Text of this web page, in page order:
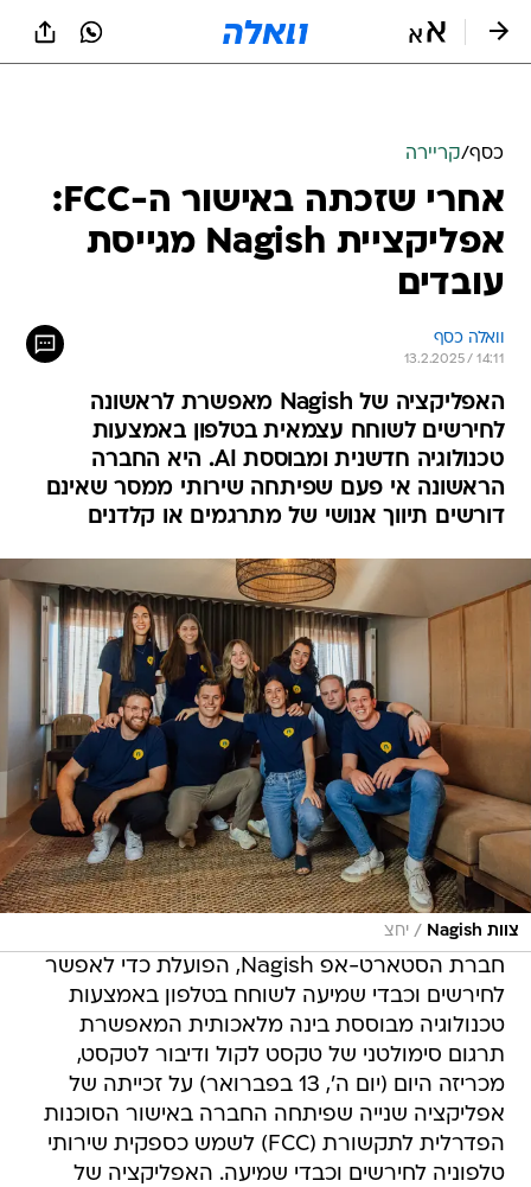
כסף/קריירה
אחרי שזכתה באישור ה-FCC:
אפליקציית Nagish מגייסת
עובדים
וואלה כסף
13.2.2025 / 14:11
האפליקציה של Nagish מאפשרת לראשונה
לחירשים לשוחח עצמאית בטלפון באמצעות
טכנולוגיה חדשנית ומבוססת AI. היא החברה
הראשונה אי פעם שפיתחה שירותי ממסר שאינם
דורשים תיווך אנושי של מתרגמים או קלדנים
צוות Nagish / יחצ
חברת הסטארט-אפ Nagish, הפועלת כדי לאפשר
לחירשים וכבדי שמיעה לשוחח בטלפון באמצעות
טכנולוגיה מבוססת בינה מלאכותית המאפשרת
תרגום סימולטני של טקסט לקול ודיבור לטקסט,
מכריזה היום (יום ה', 13 בפברואר) על זכייתה של
אפליקציה שנייה שפיתחה החברה באישור הסוכנות
הפדרלית לתקשורת (FCC) לשמש כספקית שירותי
טלפוניה לחירשים וכבדי שמיעה. האפליקציה של